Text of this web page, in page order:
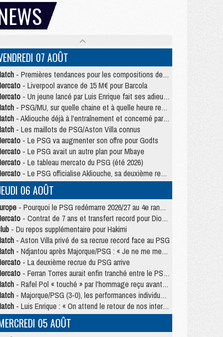
07 AOÛT
- Premières tendances pour les compositions de PSG/MU
- Liverpool avance de 15 M€ pour Barcola
- Un jeune lancé par Luis Enrique fait ses adieux au PSG
- PSG/MU, sur quelle chaine et à quelle heure regarder le match ?
- Akliouche déjà à l'entraînement et concerné par PSG/MU ?
- Les maillots de PSG/Aston Villa connus
- Le PSG va augmenter son offre pour Godts
- Le PSG avait un autre plan pour Mbaye
- Le tableau mercato du PSG (été 2026)
- Le PSG officialise Akliouche, sa deuxième recrue de l’été
06 AOÛT
- Pourquoi le PSG redémarre 2026/27 au 4e rang du coefficient UEFA
- Contrat de 7 ans et transfert record pour Diomandé loin du PSG
- Du repos supplémentaire pour Hakimi
- Aston Villa privé de sa recrue record face au PSG
- Ndjantou après Majorque/PSG : « Je ne me mets pas de plafond »
- La deuxième recrue du PSG arrive
- Ferran Torres aurait enfin tranché entre le PSG et le Barça
- Rafel Pol « touché » par l'hommage reçu avant Majorque/PSG
- Majorque/PSG (3-0), les performances individuelles
- Luis Enrique : « On attend le retour de nos internationaux »
05 AOÛT